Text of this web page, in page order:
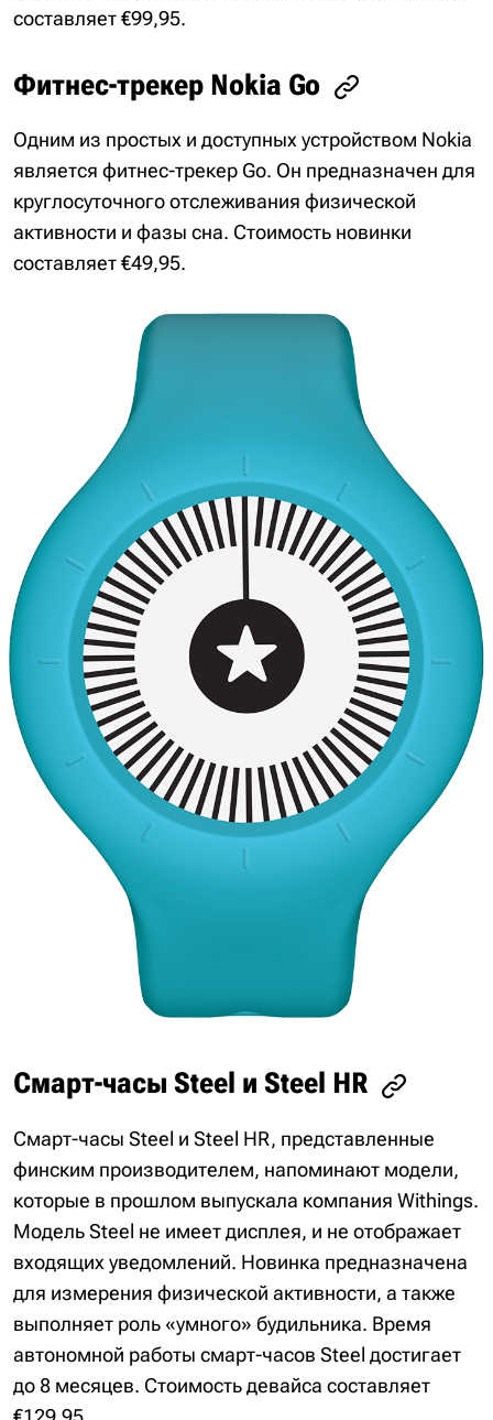
составляет €99,95.
Фитнес-трекер Nokia Go
Одним из простых и доступных устройством Nokia
является фитнес-трекер Go. Он предназначен для
круглосуточного отслеживания физической
активности и фазы сна. Стоимость новинки
составляет €49,95.
Смарт-часы Steel и Steel HR
Смарт-часы Steel и Steel HR, представленные
финским производителем, напоминают модели,
которые в прошлом выпускала компания Withings.
Модель Steel не имеет дисплея, и не отображает
входящих уведомлений. Новинка предназначена
для измерения физической активности, а также
выполняет роль «умного» будильника. Время
автономной работы смарт-часов Steel достигает
до 8 месяцев. Стоимость девайса составляет